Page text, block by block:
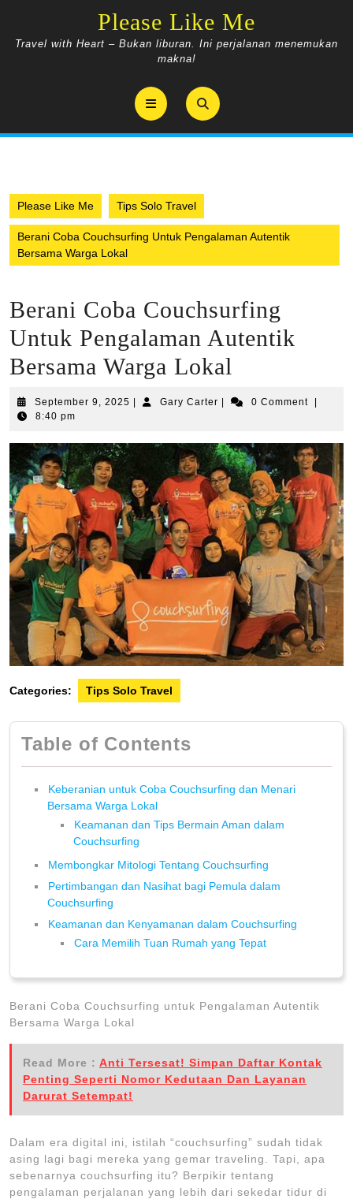
content
Please Like Me
Travel with Heart – Bukan liburan. Ini perjalanan menemukan
makna!
Open
Button
Please Like Me Tips Solo Travel
Berani Coba Couchsurfing Untuk Pengalaman Autentik
Bersama Warga Lokal
Berani Coba Couchsurfing
Untuk Pengalaman Autentik
Bersama Warga Lokal
September 9, 2025 SeptemberGary Carter Gary
0 Comment
8:40 pm
Categories: Tips Solo Travel
Table of Contents
Keberanian untuk Coba Couchsurfing dan Menari
Bersama Warga Lokal
Keamanan dan Tips Bermain Aman dalam
Couchsurfing
Membongkar Mitologi Tentang Couchsurfing
Pertimbangan dan Nasihat bagi Pemula dalam
Couchsurfing
Keamanan dan Kenyamanan dalam Couchsurfing
Cara Memilih Tuan Rumah yang Tepat
Berani Coba Couchsurfing untuk Pengalaman Autentik
Bersama Warga Lokal
Read More : Anti Tersesat! Simpan Daftar Kontak
Penting Seperti Nomor Kedutaan Dan Layanan
Darurat Setempat!
Dalam era digital ini, istilah “couchsurfing” sudah tidak
asing lagi bagi mereka yang gemar traveling. Tapi, apa
sebenarnya couchsurfing itu? Berpikir tentang
pengalaman perjalanan yang lebih dari sekedar tidur di